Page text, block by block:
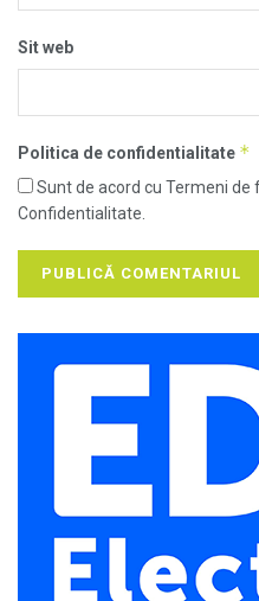
Sit web
Politica de confidentialitate *
Sunt de acord cu Termeni de
Confidentialitate.